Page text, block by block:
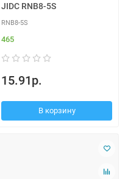
JIDC RNB8-5S
RNB8-5S
465
15.91р.
В корзину